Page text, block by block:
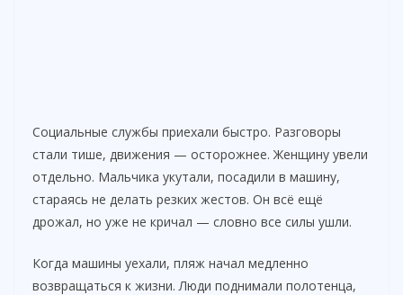
Социальные службы приехали быстро. Разговоры
стали тише, движения — осторожнее. Женщину увели
отдельно. Мальчика укутали, посадили в машину,
стараясь не делать резких жестов. Он всё ещё
дрожал, но уже не кричал — словно все силы ушли.
Когда машины уехали, пляж начал медленно
возвращаться к жизни. Люди поднимали полотенца,